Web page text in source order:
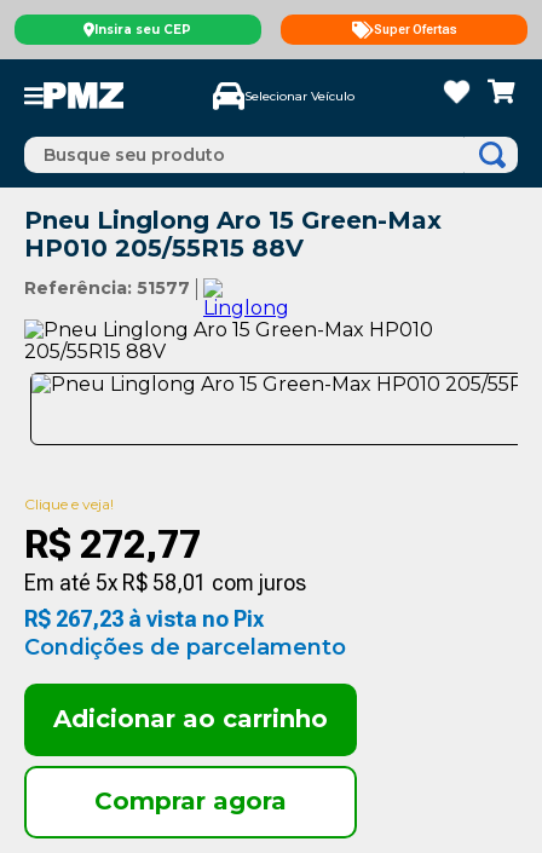
Insira seu CEP Super Ofertas
Selecionar Veículo
Busque seu produto
Pneu Linglong Aro 15 Green-Max
HP010 205/55R15 88V
Referência: 51577
Clique e veja!
R$ 272,77
Em até 5x R$ 58,01 com juros
R$ 267,23 à vista no Pix
Condições de parcelamento
Adicionar ao carrinho